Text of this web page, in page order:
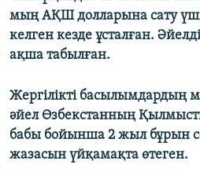
мың АҚШ долларына сату
келген кезде ұсталған.
ақша табылған.
Жергілікті басылымдардың
әйел Өзбекстанның
бабы бойынша 2 жыл бұрын
жазасын үйқамақта өтеген.